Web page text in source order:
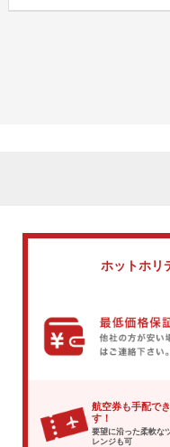
ホットホリ
航空券も手配で
す！
要望に沿った柔軟な
レンジも可